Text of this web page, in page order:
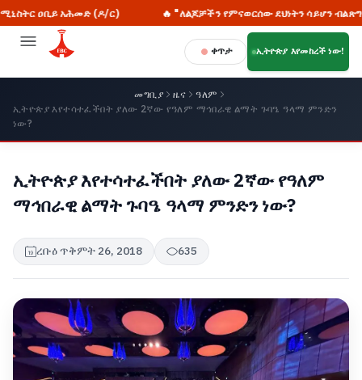
(ዶ/ር) 🔥 "ለልጆቻችን የምናወርሰው ደህነትን ሳይሆን ብልጽግናን ነው!
ቀጥታ ኢትዮጵያ እየመከረች ነው!
መግቢያ ዜና
ዓለም
ኢትዮጵያ እየተሳተፈችበት ያለው 2ኛው የዓለም ማኅበራዊ ልማት ጉባዔ ዓላማ ምንድን
ነው?
ኢትዮጵያ እየተሳተፈችበት ያለው 2ኛው የዓለም
ማኅበራዊ ልማት ጉባዔ ዓላማ ምንድን ነው?
ረቡዕ ጥቅምት 26, 2018 635